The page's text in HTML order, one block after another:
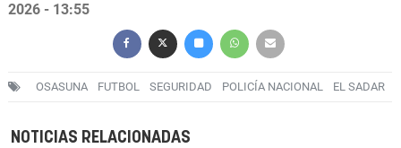
2026 - 13:55
OSASUNA FUTBOL SEGURIDAD POLICÍA NACIONAL EL SADAR
NOTICIAS RELACIONADAS